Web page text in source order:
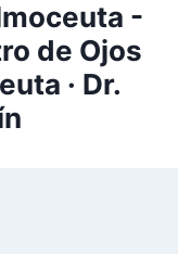
-
de Ojos
· Dr.